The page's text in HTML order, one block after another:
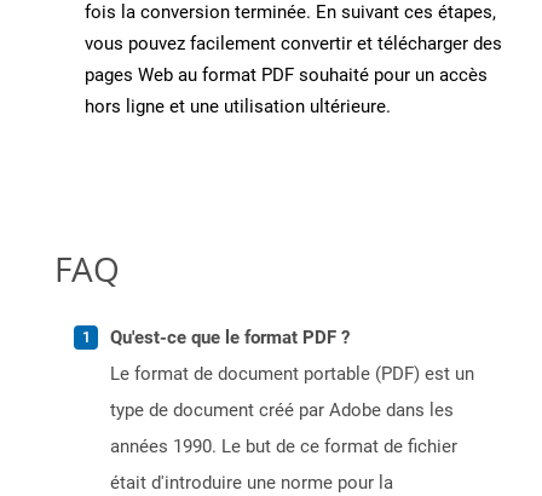
fois la conversion terminée. En suivant ces étapes,
vous pouvez facilement convertir et télécharger des
pages Web au format PDF souhaité pour un accès
hors ligne et une utilisation ultérieure.
FAQ
Qu'est-ce que le format PDF ?
Le format de document portable (PDF) est un
type de document créé par Adobe dans les
années 1990. Le but de ce format de fichier
était d'introduire une norme pour la